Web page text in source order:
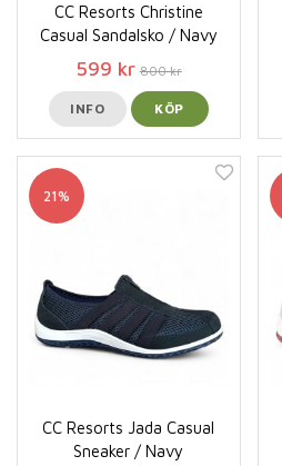
CC Resorts Christine
Casual Sandalsko / Navy
599 kr 800 kr
INFO KÖP
21%
CC Resorts Jada Casual
Sneaker / Navy